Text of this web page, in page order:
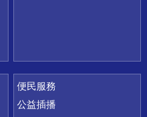
便民服務
公益插播